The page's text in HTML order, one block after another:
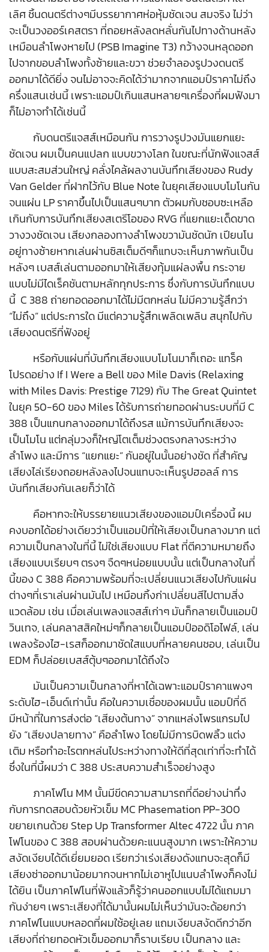
เลิศ ชิ้นดนตรีต่างๆมีบรรยากาศห่อหุ้มชัดเจน สมจริง ไม่ว่า
จะเป็นวงออร์เคสตรา ที่ถอยหลังลดหลั่นกันไปทางด้านหลัง
เหมือนลำโพงหายไป (PSB Imagine T3) กว้างจนหลุดออก
ไปจากขอบลำโพงทั้งซ้ายและขวา ช่วยจำลองรูปวงดนตรี
ออกมาได้ดียิ่ง จนไม่อาจจะคิดได้ว่ามากจากแอมป์ราคาไม่ถึง
ครึ่งแสนเช่นนี้ เพราะแอมป์เกินแสนหลายๆเครื่องที่ผมฟังมา
ก็ไม่อาจทำได้เช่นนี้
กับดนตรีแจสส์เหมือนกัน การวางรูปวงมันแยกแยะ
ชัดเจน ผมเป็นคนแปลก แบบขวางโลก ในขณะที่นักฟังแจสส์
แบบสะสมส่วนใหญ่ คลั่งไคล้ผลงานบันทึกเสียงของ Rudy
Van Gelder ที่ฝากไว้กับ Blue Note ในยุคเสียงแบบโมโนกัน
จนแผ่น LP ราคาขึ้นไปเป็นแสนๆบาท ตัวผมกับชอบซะเหลือ
เกินกับการบันทึกเสียงสเตรีโอของ RVG ที่แยกแยะเด็ดขาด
วางวงชัดเจน เสียงกลองทางลำโพงขวามันชัดนัก เปียนโน
อยู่ทางซ้ายหากเล่นผ่านซิสเต็มดีๆก็แทบจะเห็นภาพกันเป็น
หลังๆ เบสส์เล่นตามออกมาให้เสียงทุ้มแผ่ลงพื้น กระจาย
แบบไม่มีไดเร็คชันตามหลักทุกประการ ซึ่งกับการบันทึกแบบ
นี้ C 388 ถ่ายทอดออกมาได้ไม่มีตกหล่น ไม่มีความรู้สึกว่า
“ไม่ถึง” แต่ประการใด มีแต่ความรู้สึกเพลิดเพลิน สนุกไปกับ
เสียงดนตรีที่ฟังอยู่
หรือกับแผ่นที่บันทึกเสียงแบบโมโนมาก็เถอะ แทร็ค
โปรดอย่าง If I Were a Bell ของ Mile Davis (Relaxing
with Miles Davis: Prestige 7129) กับ The Great Quintet
ในยุค 50-60 ของ Miles ได้รับการถ่ายทอดผ่านระบบที่มี C
388 เป็นแกนกลางออกมาได้ถึงรส แม้การบันทึกเสียงจะ
เป็นโมโน แต่กลุ่มวงก็ใหญ่โตเต็มช่วงตรงกลางระหว่าง
ลำโพง และมีการ “แยกแยะ” กันอยู่ในนั้นอย่างชัด ที่สำคัญ
เสียงไล่เรียงถอยหลังลงไปจนแทบจะเห็นรูปฮอลล์ การ
บันทึกเสียงกันเลยก็ว่าได้
คือหากจะให้บรรยายแนวเสียงของแอมป์เครื่องนี้ ผม
คงบอกได้อย่างเดียวว่าเป็นแอมป์ที่ให้เสียงเป็นกลางมาก แต่
ความเป็นกลางในที่นี้ ไม่ใช่เสียงแบบ Flat ที่ตีความหมายถึง
เสียงแบบเรียบๆ ตรงๆ จืดๆหน่อยแบบนั้น แต่เป็นกลางในที่
นี้ของ C 388 คือความพร้อมที่จะเปลี่ยนแนวเสียงไปกับแผ่น
ต่างๆที่เราเล่นผ่านมันไป เหมือนกิ้งก่าเปลี่ยนสีไปตามสิ่ง
แวดล้อม เช่น เมื่อเล่นเพลงแจสส์เก่าๆ มันก็กลายเป็นแอมป์
วินเทจ, เล่นคลาสสิคใหม่ๆก็กลายเป็นแอมป์ออดิโอไฟล์, เล่น
เพลงร้องไฮ-เรสก็ออกมาชัดใสแบบที่หลายคนชอบ, เล่นเป็น
EDM ก็ปล่อยเบสส์ตุ้บๆออกมาได้ถึงใจ
มันเป็นความเป็นกลางที่หาได้เฉพาะแอมป์ราคาแพงๆ
ระดับไฮ-เอ็นด์เท่านั้น คือในความเชื่อของผมนั้น แอมป์ที่ดี
มีหน้าที่ในการส่งต่อ “เสียงต้นทาง” จากแหล่งโพรแกรมไป
ยัง “เสียงปลายทาง” คือลำโพง โดยไม่มีการบิดพลิ้ว แต่ง
เติม หรือทำอะไรตกหล่นไประหว่างทางให้ดีที่สุดเท่าที่จะทำได้
ซึ่งในที่นี้ผมว่า C 388 ประสบความสำเร็จอย่างสูง
ภาคโฟโน MM นั้นมีขีดความสามารถที่ดีอย่างน่าทึ่ง
กับการทดสอบด้วยหัวเข็ม MC Phasemation PP-300
ขยายเกนด้วย Step Up Transformer Altec 4722 นั้น ภาค
โฟโนของ C 388 สอบผ่านด้วยคะแนนสูงมาก เพราะให้ความ
สงัดเงียบได้ดีเยี่ยมยอด เรียกว่าเร่งเสียงดังแทบจะสุดก็มี
เสียงซ่าออกมาน้อยมากจนหากไม่เอาหูไปแนบลำโพงก็คงไม่
ได้ยิน เป็นภาคโฟโนที่ฟังแล้วก็รู้ว่าคนออกแบบไม่ได้แถมมา
กันง่ายๆ เพราะเสียงที่ได้มานั้นผมไม่เห็นว่ามันจะด้อยกว่า
ภาคโฟโนแบบหลอดที่ผมใช้อยู่เลย แถมเงียบสงัดดีกว่าอีก
เสียงที่ถ่ายทอดหัวเข็มออกมาก็ราบเรียบ เป็นกลาง และ